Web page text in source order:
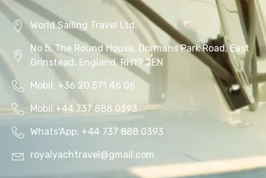
World Sailing Travel Ltd.
No 5, The Round House, Dormans Park Road, East
Grinstead, England, RH19 2EN
Mobil: +36 20 571 46 06‬
Mobil:+44 737 888 0393‬
Whats'App: +44 737 888 0393‬
royalyachtravel@gmail.com